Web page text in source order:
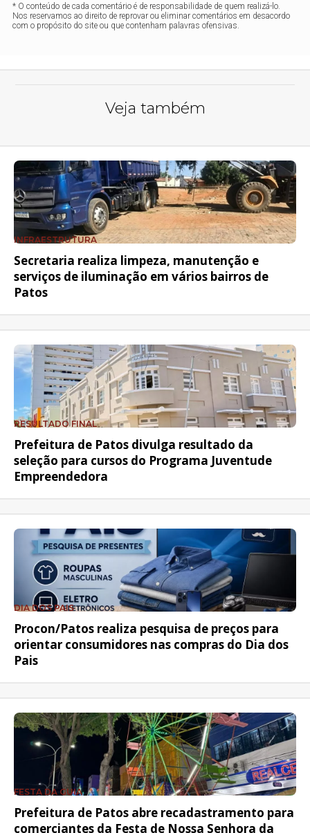
* O conteúdo de cada comentário é de responsabilidade de quem realizá-lo.
Nos reservamos ao direito de reprovar ou eliminar comentários em desacordo
com o propósito do site ou que contenham palavras ofensivas.
Veja também
INFRAESTRUTURA
Secretaria realiza limpeza, manutenção e
serviços de iluminação em vários bairros de
Patos
RESULTADO FINAL
Prefeitura de Patos divulga resultado da
seleção para cursos do Programa Juventude
Empreendedora
DIA DOS PAIS
Procon/Patos realiza pesquisa de preços para
orientar consumidores nas compras do Dia dos
Pais
FESTA DA GUIA
Prefeitura de Patos abre recadastramento para
comerciantes da Festa de Nossa Senhora da